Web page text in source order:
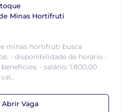
Minas Hortifruti
minas hortifruti busca
- disponibilidade de horário -
- salário: 1.800,00
Abrir Vaga